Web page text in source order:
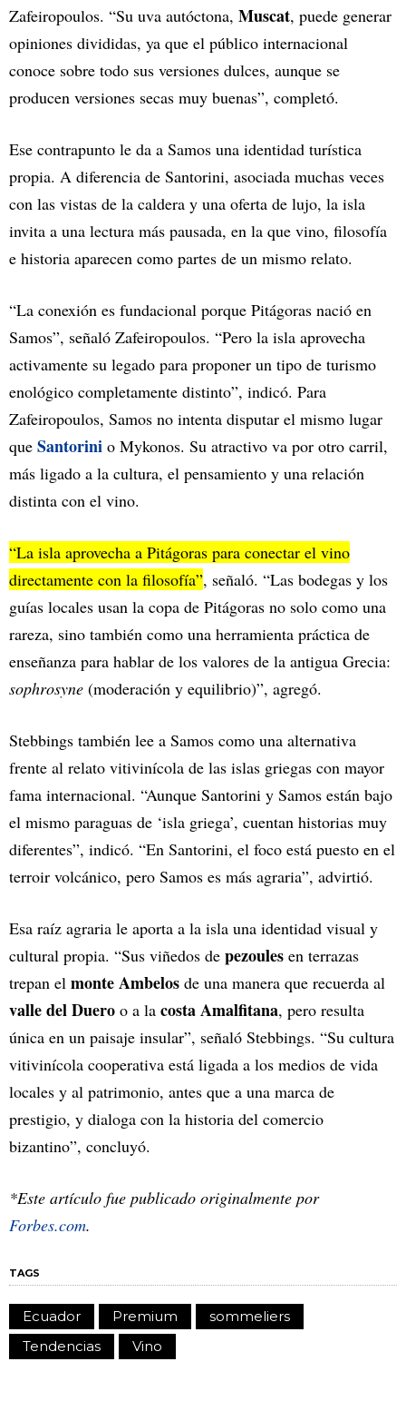
Zafeiropoulos. “Su uva autóctona, Muscat, puede generar
opiniones divididas, ya que el público internacional
conoce sobre todo sus versiones dulces, aunque se
producen versiones secas muy buenas”, completó.
Ese contrapunto le da a Samos una identidad turística
propia. A diferencia de Santorini, asociada muchas veces
con las vistas de la caldera y una oferta de lujo, la isla
invita a una lectura más pausada, en la que vino, filosofía
e historia aparecen como partes de un mismo relato.
“La conexión es fundacional porque Pitágoras nació en
Samos”, señaló Zafeiropoulos. “Pero la isla aprovecha
activamente su legado para proponer un tipo de turismo
enológico completamente distinto”, indicó. Para
Zafeiropoulos, Samos no intenta disputar el mismo lugar
que Santorini o Mykonos. Su atractivo va por otro carril,
más ligado a la cultura, el pensamiento y una relación
distinta con el vino.
“La isla aprovecha a Pitágoras para conectar el vino
directamente con la filosofía”, señaló. “Las bodegas y los
guías locales usan la copa de Pitágoras no solo como una
rareza, sino también como una herramienta práctica de
enseñanza para hablar de los valores de la antigua Grecia:
sophrosyne (moderación y equilibrio)”, agregó.
Stebbings también lee a Samos como una alternativa
frente al relato vitivinícola de las islas griegas con mayor
fama internacional. “Aunque Santorini y Samos están bajo
el mismo paraguas de ‘isla griega’, cuentan historias muy
diferentes”, indicó. “En Santorini, el foco está puesto en el
terroir volcánico, pero Samos es más agraria”, advirtió.
Esa raíz agraria le aporta a la isla una identidad visual y
cultural propia. “Sus viñedos de pezoules en terrazas
trepan el monte Ambelos de una manera que recuerda al
valle del Duero o a la costa Amalfitana, pero resulta
única en un paisaje insular”, señaló Stebbings. “Su cultura
vitivinícola cooperativa está ligada a los medios de vida
locales y al patrimonio, antes que a una marca de
prestigio, y dialoga con la historia del comercio
bizantino”, concluyó.
*Este artículo fue publicado originalmente por
Forbes.com.
TAGS
Ecuador Premium
sommeliers
Tendencias
Vino